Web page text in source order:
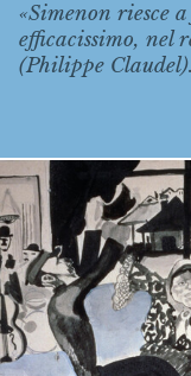
«Simenon riesce
efficacissimo, nel
(Philippe Claudel).